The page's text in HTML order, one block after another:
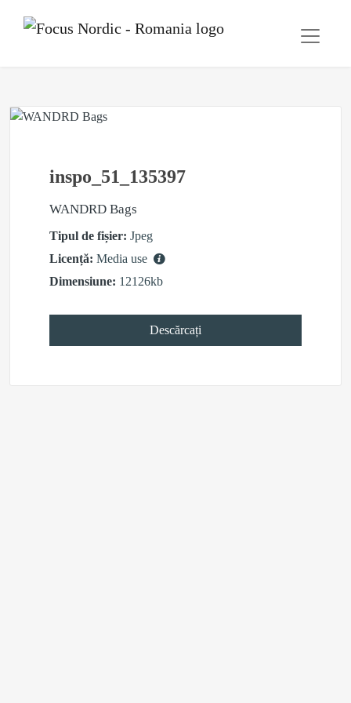
inspo_51_135397
WANDRD Bags
Tipul de fișier: Jpeg
Licență: Media use
Dimensiune: 12126kb
Descărcați